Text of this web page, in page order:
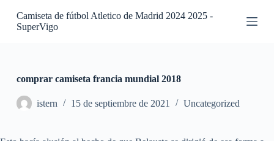
SCamiseta de fútbol Atletico de Madrid 2024 2025 -
SuperVigo
comprar camiseta francia mundial 2018
istern 15 de septiembre de 2021 Uncategorized